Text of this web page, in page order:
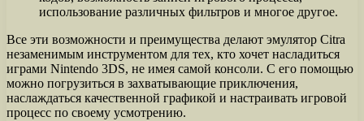
использование различных фильтров и многое другое.
Все эти возможности и преимущества делают эмулятор Citra
незаменимым инструментом для тех, кто хочет насладиться
играми Nintendo 3DS, не имея самой консоли. С его помощью
можно погрузиться в захватывающие приключения,
наслаждаться качественной графикой и настраивать игровой
процесс по своему усмотрению.